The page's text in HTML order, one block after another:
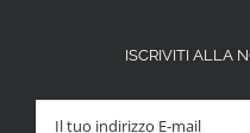
ISCRIVITI ALLA